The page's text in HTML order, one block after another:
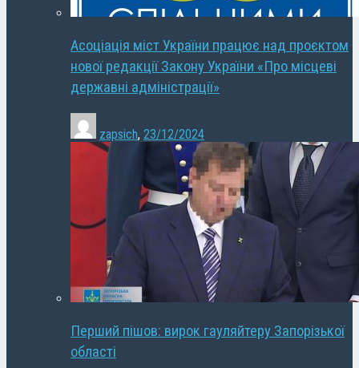
Асоціація міст України працює над проєктом
нової редакції Закону України «Про місцеві
державні адміністрації»
zapsich, 23/12/2024
Перший пішов: вирок гауляйтеру Запорізької
області